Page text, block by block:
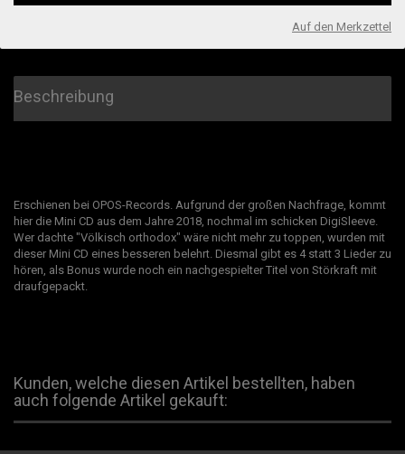
Auf den Merkzettel
Beschreibung
Erschienen bei OPOS-Records. Aufgrund der großen Nachfrage, kommt
hier die Mini CD aus dem Jahre 2018, nochmal im schicken DigiSleeve.
Wer dachte "Völkisch orthodox" wäre nicht mehr zu toppen, wurden mit
dieser Mini CD eines besseren belehrt. Diesmal gibt es 4 statt 3 Lieder zu
hören, als Bonus wurde noch ein nachgespielter Titel von Störkraft mit
draufgepackt.
Kunden, welche diesen Artikel bestellten, haben
auch folgende Artikel gekauft: